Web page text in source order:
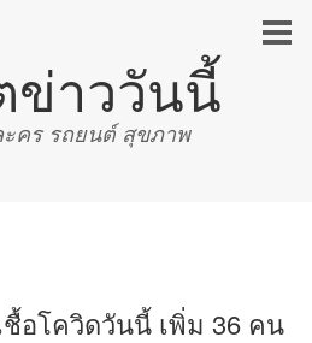
ข่าววันนี้
ะคร รถยนต์ สุขภาพ
อโควิดวันนี้ เพิ่ม 36 คน